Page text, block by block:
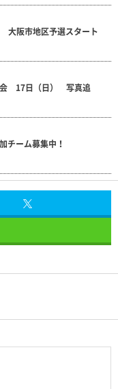
大阪市地区予選スタート
17日（日） 写真追
チーム募集中！